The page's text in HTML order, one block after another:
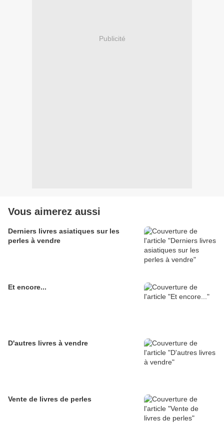
Publicité
Vous aimerez aussi
Derniers livres asiatiques sur les
perles à vendre
Et encore...
D'autres livres à vendre
Vente de livres de perles